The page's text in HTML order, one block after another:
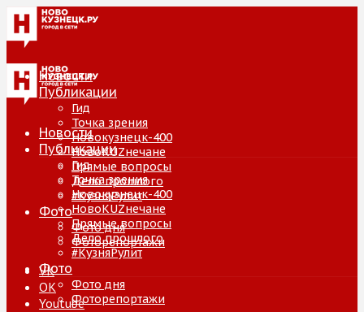
Новости
Публикации
Гид
Точка зрения
Новокузнецк-400
НовоKUZнечане
Прямые вопросы
Дело прошлого
#КузняРулит
Фото
Фото дня
Фоторепортажи
VK
ОК
Youtube
Новости
Публикации
Гид
Точка зрения
Новокузнецк-400
НовоKUZнечане
Прямые вопросы
Дело прошлого
#КузняРулит
Фото
Фото дня
Фоторепортажи